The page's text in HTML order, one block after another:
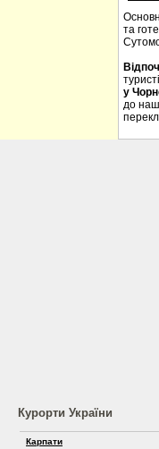
та
у
до
Курорти України
Карпати